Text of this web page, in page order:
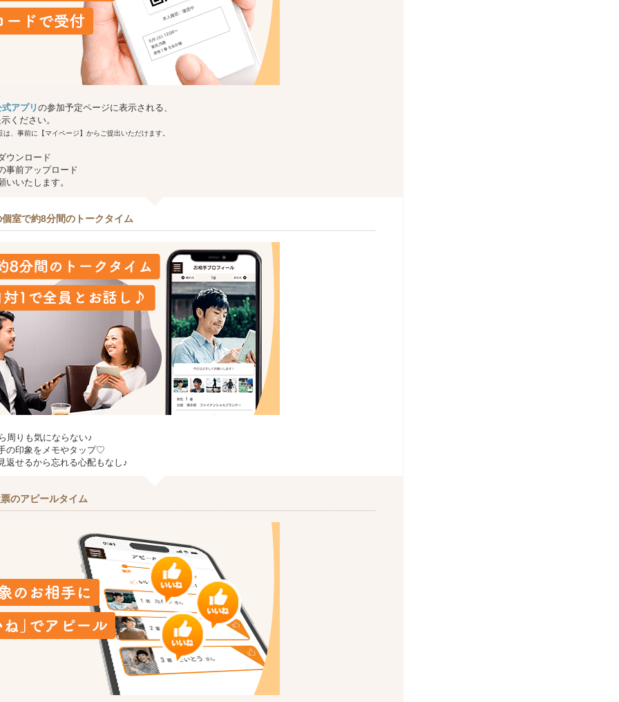
アプリ の参加予定ページに表示される、
ください。
、事前に【マイページ】からご提出いただけます。
ウンロード
事前アップロード
いいたします。
室で約8分間のトークタイム
周りも気にならない♪
の印象をメモやタップ♡
返せるから忘れる心配もなし♪
のアピールタイム